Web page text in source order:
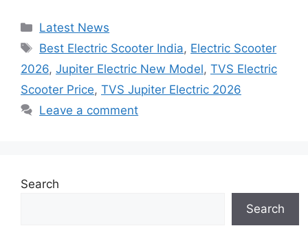
Categories
Latest News
Tags
Best Electric Scooter India, Electric Scooter
2026, Jupiter Electric New Model, TVS Electric
Scooter Price, TVS Jupiter Electric 2026
Leave a comment
Search
Search